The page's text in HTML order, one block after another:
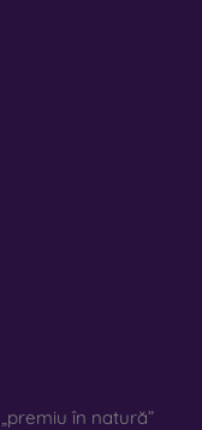
în natură”